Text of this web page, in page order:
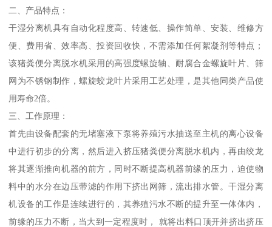
二、产品特点：
干湿分离机具有自动化程度高、转速低、操作简单、安装、维修方
便、费用省、效率高、投资回收快，不需添加任何絮凝剂等特点；
该猪粪便分离脱水机采用的高强度螺旋轴、耐腐合金螺旋叶片、筛
网为不锈钢制作，螺旋蛟龙叶片采用工艺处理，是其他同类产品使
用寿命2倍。
三、工作原理：
首先由设备配套的无堵塞液下泵将养殖污水抽送至主机的离心设备
中进行初步的分离，然后进入挤压猪粪便分离脱水机内，再由绞龙
将其逐渐推向机器的前方，同时不断提高机器前缘的压力，迫使物
料中的水分在边压带滤的作用下挤出网筛，流出排水管。干湿分离
机设备的工作是连续进行的，其养殖污水不断的提升至一体体内，
前缘的压力不断，当大到一定程度时， 就将出料口顶开并挤出挤压